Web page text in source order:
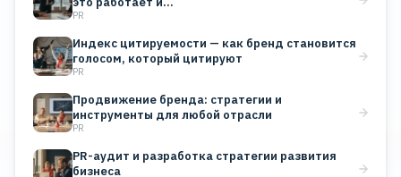
PR
Индекс цитируемости — как бренд становится
голосом, который цитируют
PR
Продвижение бренда: стратегии и
инструменты для любой отрасли
PR
PR-аудит и разработка стратегии развития
бизнеса